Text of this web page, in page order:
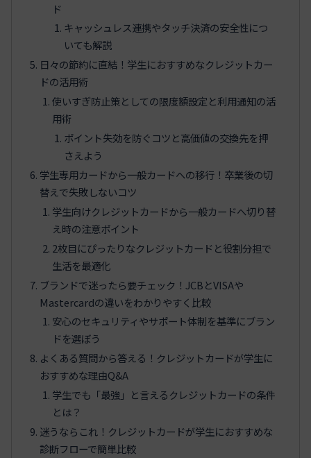
ド
キャッシュレス連携やタッチ決済の安全性につ
いても解説
日々の節約に直結！学生におすすめなクレジットカー
ドの活用術
使いすぎ防止策としての限度額設定と利用通知の活
用術
ポイント失効を防ぐコツと高価値の交換先を押
さえよう
学生専用カードから一般カードへの移行！卒業後の切
替えで失敗しないコツ
学生向けクレジットカードから一般カードへ切り替
え時の注意ポイント
2枚目にぴったりなクレジットカードと役割分担で
生活を最適化
ブランドで迷ったら要チェック！JCBとVISAや
Mastercardの違いをわかりやすく比較
安心のセキュリティやサポート体制を基準にブラン
ドを選ぼう
よくある質問から答える！クレジットカードが学生に
おすすめな理由Q&A
学生でも「最強」と言えるクレジットカードの条件
とは？
迷うならこれ！クレジットカードが学生におすすめな
診断フローで簡単比較